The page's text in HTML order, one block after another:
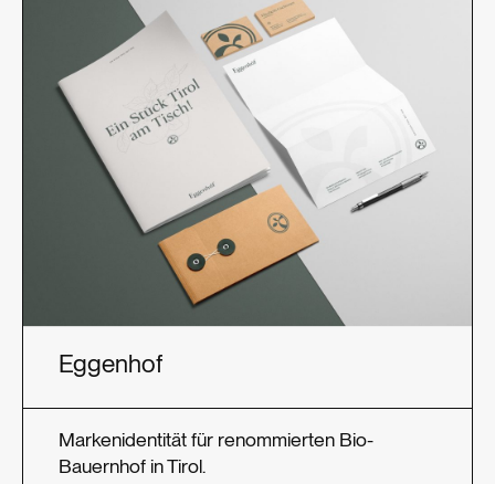
Eggenhof
Markenidentität für renommierten Bio-
Bauernhof in Tirol.